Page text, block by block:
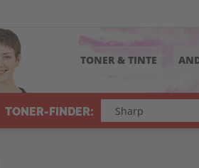
TONER & TINTE
TONER-FINDER: